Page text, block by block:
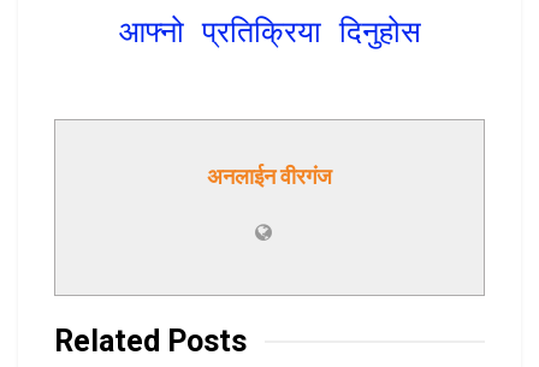
आफ्नो प्रतिक्रिया दिनुहोस
अनलाईन वीरगंज
Related Posts